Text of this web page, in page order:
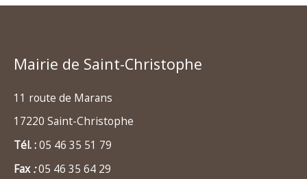
Mairie de Saint-Christophe
11 route de Marans
17220 Saint-Christophe
Tél. :05 46 35 51 79
Fax:05 46 35 64 29